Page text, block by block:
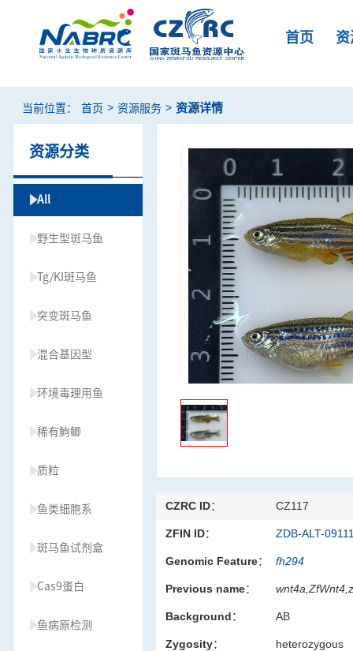
首页
当前位置： 首页 > 资源服务 > 资源详情
资源分类
All
野生型斑马鱼
Tg/KI斑马鱼
突变斑马鱼
混合基因型
环境毒理用鱼
稀有鮈鲫
质粒
鱼类细胞系
斑马鱼试剂盒
Cas9蛋白
鱼病原检测
CZRC ID： CZ117
ZFIN ID： ZDB-ALT-
Genomic Feature： fh294
Previous name：
Background： AB
Zygosity： heterozygous